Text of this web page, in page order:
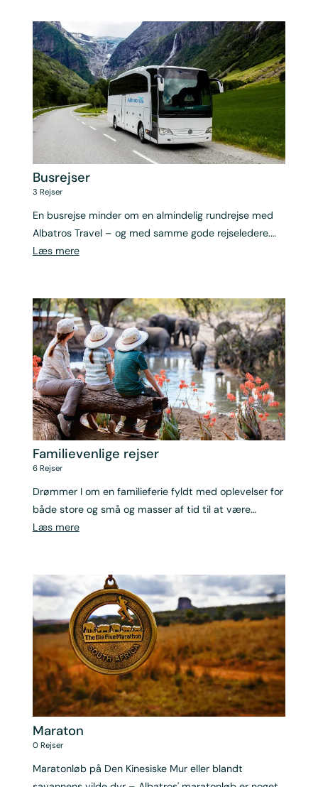
Busrejser
3 Rejser
En busrejse minder om en almindelig rundrejse med
Albatros Travel – og med samme gode rejseledere.
Forskellen er, at rejsen begynder, når du står på
Læs mere
Familievenlige rejser
6 Rejser
Drømmer I om en familieferie fyldt med oplevelser for
både store og små og masser af tid til at være
sammen?
Læs mere
Maraton
0 Rejser
Maratonløb på Den Kinesiske Mur eller blandt